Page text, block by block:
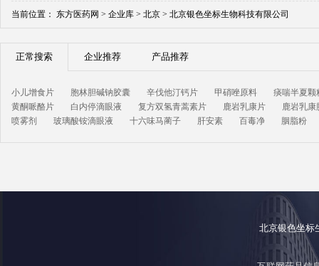
当前位置： 东方医药网 > 企业库 > 北京 > 北京银色坐标生物科技有限公司
正常搜索 企业推荐 产品推荐
小儿增食片 胞林胆碱钠胶囊 辛伐他汀钙片 甲硝唑原料
痰喘半夏颗
黄酮哌酪片
白内停滴眼液 复方双氢青蒿素片 鹿岩乳康片
鹿岩乳康
喷雾剂
玻璃酸铵滴眼液 十六味马蔺子 肝安素 百毒净 胭脂粉
北京银色坐标